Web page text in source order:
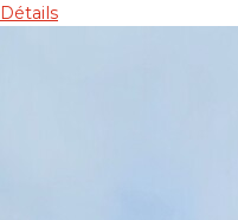
Détails